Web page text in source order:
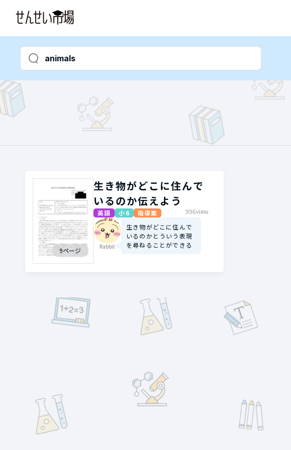
9ページ
生き物がどこに住んで
いるのか伝えよう
英語 小6 指導案 996view
Rabbit
生き物がどこに住んで
いるのかとういう表現
を尋ねることができる